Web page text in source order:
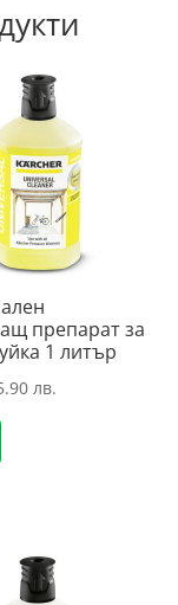
препарат за
1 литър
лв.